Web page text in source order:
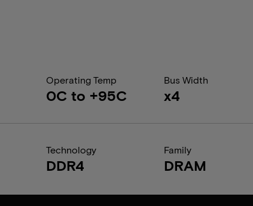
Operating Temp
0C to +95C
Bus Width
x4
Technology
DDR4
Family
DRAM